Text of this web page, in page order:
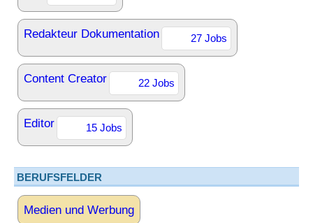
Redakteur Dokumentation 27 Jobs
Content Creator 22 Jobs
Editor 15 Jobs
BERUFSFELDER
Medien und Werbung